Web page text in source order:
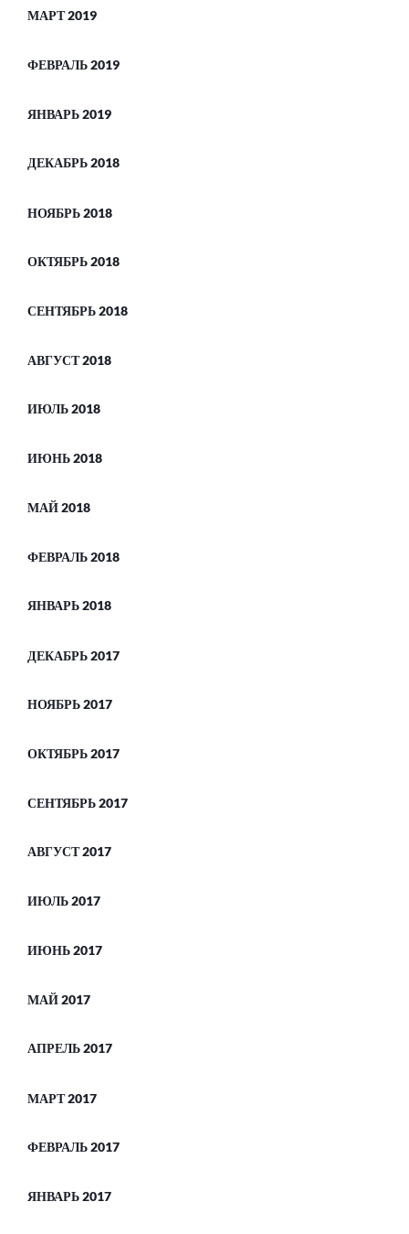
МАРТ 2019
ФЕВРАЛЬ 2019
ЯНВАРЬ 2019
ДЕКАБРЬ 2018
НОЯБРЬ 2018
ОКТЯБРЬ 2018
СЕНТЯБРЬ 2018
АВГУСТ 2018
ИЮЛЬ 2018
ИЮНЬ 2018
МАЙ 2018
ФЕВРАЛЬ 2018
ЯНВАРЬ 2018
ДЕКАБРЬ 2017
НОЯБРЬ 2017
ОКТЯБРЬ 2017
СЕНТЯБРЬ 2017
АВГУСТ 2017
ИЮЛЬ 2017
ИЮНЬ 2017
МАЙ 2017
АПРЕЛЬ 2017
МАРТ 2017
ФЕВРАЛЬ 2017
ЯНВАРЬ 2017